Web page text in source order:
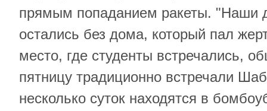
прямым попаданием ракеты. "Наши
остались без дома, который пал
место, где студенты встречались,
пятницу традиционно встречали
несколько суток находятся в